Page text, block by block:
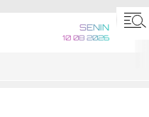
SENIN
10 08 2026